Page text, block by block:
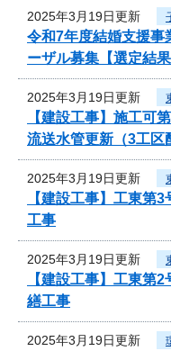
2025年3月19日更新
令和7年度結婚支援事
ーザル募集【選定結果
2025年3月19日更新
【建設工事】施工可
流送水管更新（3工区
2025年3月19日更新
【建設工事】工東第
工事
2025年3月19日更新
【建設工事】工東第
繕工事
2025年3月19日更新